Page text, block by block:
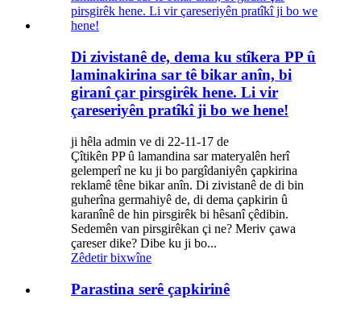
Di zivistanê de, dema ku stîkera PP û
laminakirina sar tê bikar anîn, bi
giranî çar pirsgirêk hene. Li vir
çareseriyên pratîkî ji bo we hene!
ji hêla admin ve di 22-11-17 de
Çîtikên PP û lamandina sar materyalên herî
gelemperî ne ku ji bo pargîdaniyên çapkirina
reklamê têne bikar anîn. Di zivistanê de di bin
guherîna germahiyê de, di dema çapkirin û
karanînê de hin pirsgirêk bi hêsanî çêdibin.
Sedemên van pirsgirêkan çi ne? Meriv çawa
çareser dike? Dibe ku ji bo...
Zêdetir bixwîne
Parastina serê çapkirinê